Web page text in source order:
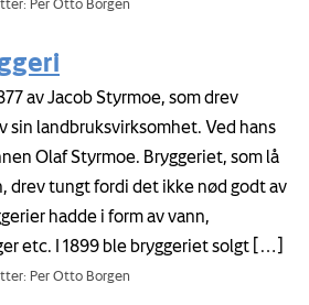
av Jacob Styrmoe, som drev
sin landbruksvirksomhet. Ved hans
Olaf Styrmoe. Bryggeriet, som lå
drev tungt fordi det ikke nød godt av
hadde i form av vann,
etc. I 1899 ble bryggeriet solgt […]
Per Otto Borgen